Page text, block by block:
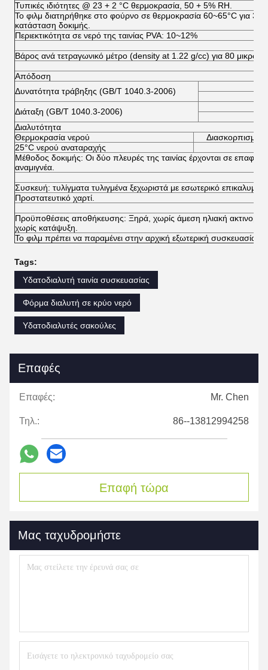
Τυπικές ιδιότητες @ 23 + 2 °C θερμοκρασία, 50 + 5% RH.
Το φιλμ διατηρήθηκε στο φούρνο σε θερμοκρασία 60~65°C για 3
κατάσταση δοκιμής.
Περιεκτικότητα σε νερό της ταινίας PVA: 10~12%
Βάρος ανά τετραγωνικό μέτρο (density at 1.22 g/cc) για 80 μικρών
Απόδοση
Δυνατότητα τράβηξης (GB/T 1040.3-2006)
Διάταξη (GB/T 1040.3-2006)
Διαλυτότητα
Θερμοκρασία νερού
Διασκορπισμός
25°C νερού αναταραχής
Μέθοδος δοκιμής: Οι δύο πλευρές της ταινίας έρχονται σε επαφή
αναμιγνέα.
Συσκευή: τυλίγματα τυλιγμένα ξεχωριστά με εσωτερικό
Προστατευτικό χαρτί.
Προϋποθέσεις αποθήκευσης: Ξηρά, χωρίς άμεση ηλιακή
χωρίς κατάψυξη.
Το φιλμ πρέπει να παραμένει στην αρχική εξωτερική συσκευασία
Tags:
Υδατοδιαλυτή ταινία συσκευασίας
Φόρμα διαλυτή σε κρύο νερό
Υδατοδιαλυτές σακούλες
Επαφές
Επαφές: Mr. Chen
Τηλ.: 86--13812994258
Επαφή τώρα
Μας ταχυδρομήστε